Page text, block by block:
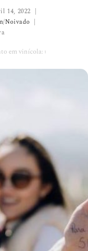
14, 2022
/Noivado
em vinícola: uma surpresa